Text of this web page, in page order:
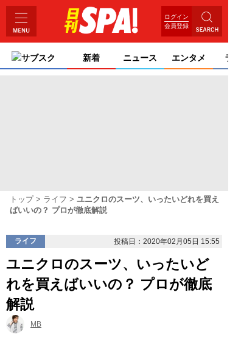
ログイン
会員登録
サブスク 新着 ニュース エンタメ ライ
トップ ライフ
ユニクロのスーツ、いったいどれを買え
ばいいの？ プロが徹底解説
ライフ 投稿日：2020年02月05日 15:55
ユニクロのスーツ、いったいど
れを買えばいいの？ プロが徹底
解説
MB